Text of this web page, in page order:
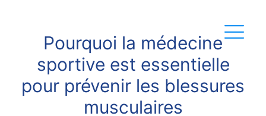
Pourquoi la médecine
sportive est essentielle
pour prévenir les blessures
musculaires